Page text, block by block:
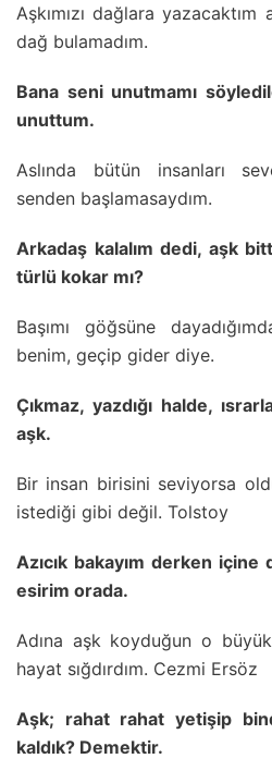
Aşkımızı dağlara
dağ bulamadım.
Bana seni unutmamı
unuttum.
Aslında bütün insanları
senden başlamasaydım.
Arkadaş kalalım dedi, aşk
türlü kokar mı?
Başımı göğsüne
benim, geçip gider diye.
Çıkmaz, yazdığı halde,
aşk.
Bir insan birisini seviyorsa
istediği gibi değil. Tolstoy
Azıcık bakayım derken
esirim orada.
Adına aşk koyduğun o
hayat sığdırdım. Cezmi Ersöz
Aşk; rahat rahat yetişip
kaldık? Demektir.